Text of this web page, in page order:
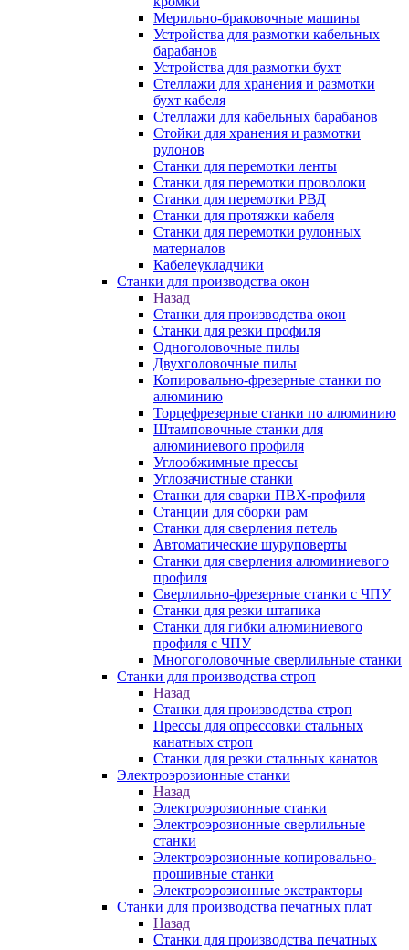
Мерильно-браковочные машины
Устройства для размотки кабельных
барабанов
Устройства для размотки бухт
Стеллажи для хранения и размотки
бухт кабеля
Стеллажи для кабельных барабанов
Стойки для хранения и размотки
рулонов
Станки для перемотки ленты
Станки для перемотки проволоки
Станки для перемотки РВД
Станки для протяжки кабеля
Станки для перемотки рулонных
материалов
Кабелеукладчики
Станки для производства окон
Назад
Станки для производства окон
Станки для резки профиля
Одноголовочные пилы
Двухголовочные пилы
Копировально-фрезерные станки по
алюминию
Торцефрезерные станки по алюминию
Штамповочные станки для
алюминиевого профиля
Углообжимные прессы
Углозачистные станки
Станки для сварки ПВХ-профиля
Станции для сборки рам
Станки для сверления петель
Автоматические шуруповерты
Станки для сверления алюминиевого
профиля
Сверлильно-фрезерные станки с ЧПУ
Станки для резки штапика
Станки для гибки алюминиевого
профиля с ЧПУ
Многоголовочные сверлильные станки
Станки для производства строп
Назад
Станки для производства строп
Прессы для опрессовки стальных
канатных строп
Станки для резки стальных канатов
Электроэрозионные станки
Назад
Электроэрозионные станки
Электроэрозионные сверлильные
станки
Электроэрозионные копировально-
прошивные станки
Электроэрозионные экстракторы
Станки для производства печатных плат
Назад
Станки для производства печатных